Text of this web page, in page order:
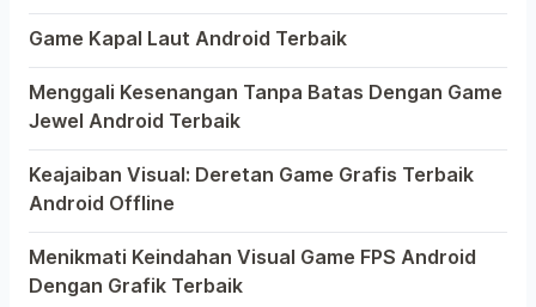
Dunia game selalu menawarkan pengalaman yang
Game Kapal Laut Android Terbaik
Di dunia game Android yang kaya dengan berbagai
Menggali Kesenangan Tanpa Batas Dengan Game
Jewel Android Terbaik
Dalam hiruk-pikuk dunia game Android, ada satu genre
Keajaiban Visual: Deretan Game Grafis Terbaik
Android Offline
Ponsel pintar telah mengubah cara kita bermain game,
Menikmati Keindahan Visual Game FPS Android
Dengan Grafik Terbaik